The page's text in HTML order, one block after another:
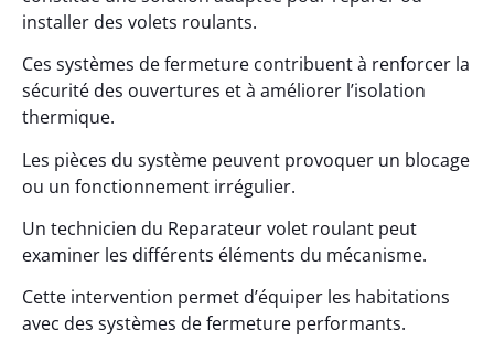
installer des volets roulants.
Ces systèmes de fermeture contribuent à renforcer la
sécurité des ouvertures et à améliorer l’isolation
thermique.
Les pièces du système peuvent provoquer un blocage
ou un fonctionnement irrégulier.
Un technicien du Reparateur volet roulant peut
examiner les différents éléments du mécanisme.
Cette intervention permet d’équiper les habitations
avec des systèmes de fermeture performants.